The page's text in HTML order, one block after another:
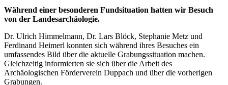
Während einer besonderen Fundsituation hatten wir Besuch
von der Landesarchäologie.
Dr. Ulrich Himmelmann, Dr. Lars Blöck, Stephanie Metz und
Ferdinand Heimerl konnten sich während ihres Besuches ein
umfassendes Bild über die aktuelle Grabungssituation machen.
Gleichzeitig informierten sie sich über die Arbeit des
Archäologischen Förderverein Duppach und über die vorherigen
Grabungen.